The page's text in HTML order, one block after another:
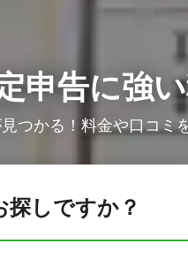
申告に強
つかる！料金や口コミ
探しですか？